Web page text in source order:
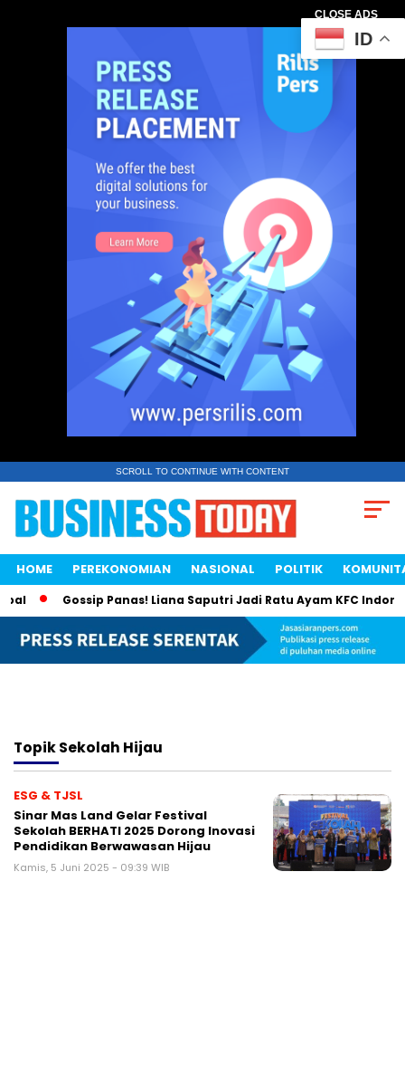
CLOSE ADS
SCROLL TO CONTINUE WITH CONTENT
HOME PEREKONOMIAN NASIONAL POLITIK
Gossip Panas! Liana Saputri Jadi Ratu Ayam KFC
TopikSekolah Hijau
ESG & TJSL
Sinar Mas Land Gelar Festival
Sekolah BERHATI 2025 Dorong Inovasi
Pendidikan Berwawasan Hijau
Kamis, 5 Juni 2025 - 09:39 WIB
ID